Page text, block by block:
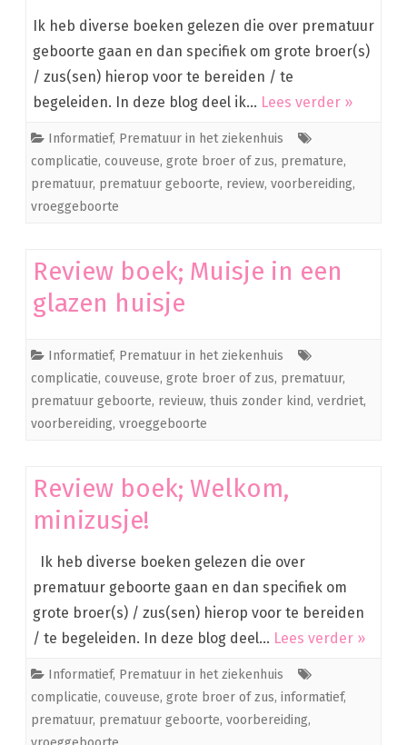
Ik heb diverse boeken gelezen die over prematuur
geboorte gaan en dan specifiek om grote broer(s)
/ zus(sen) hierop voor te bereiden / te
begeleiden. In deze blog deel ik… Lees verder »
Informatief, Prematuur in het ziekenhuis
complicatie, couveuse, grote broer of zus, premature,
prematuur, prematuur geboorte, review, voorbereiding,
vroeggeboorte
Review boek; Muisje in een
glazen huisje
Informatief, Prematuur in het ziekenhuis
complicatie, couveuse, grote broer of zus, prematuur,
prematuur geboorte, revieuw, thuis zonder kind, verdriet,
voorbereiding, vroeggeboorte
Review boek; Welkom,
minizusje!
Ik heb diverse boeken gelezen die over
prematuur geboorte gaan en dan specifiek om
grote broer(s) / zus(sen) hierop voor te bereiden
/ te begeleiden. In deze blog deel… Lees verder »
Informatief, Prematuur in het ziekenhuis
complicatie, couveuse, grote broer of zus, informatief,
prematuur, prematuur geboorte, voorbereiding,